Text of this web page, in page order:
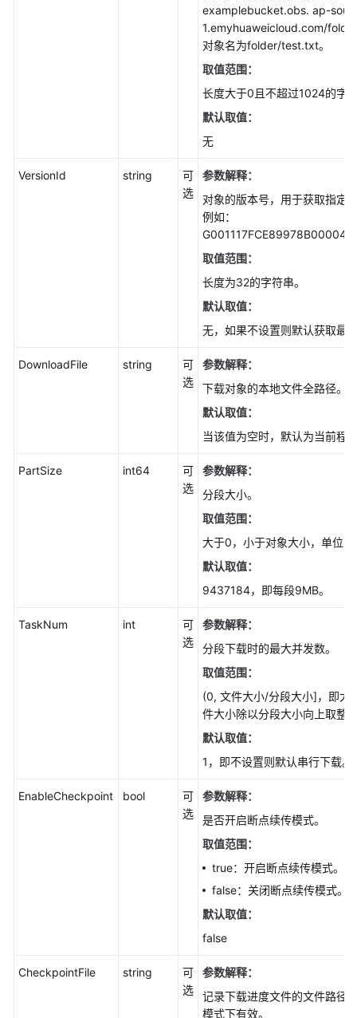
化
本
简
examplebucket.obs. ap-
1.emyhuaweicloud.com/
对象名为folder/test.txt。
取值范围：
长度大于0且不超过1024的字
默认取值：
无
VersionId string
可
选
参数解释：
对象的版本号，用于获取指定
例如：
取值范围：
长度为32的字符串。
默认取值：
无，如果不设置则默认获取最
DownloadFile string
可
选
参数解释：
下载对象的本地文件全路径。
默认取值：
当该值为空时，默认为当前程
PartSize int64
可
选
参数解释：
分段大小。
取值范围：
大于0，小于对象大小，单位
默认取值：
9437184，即每段9MB。
TaskNum int
可
选
参数解释：
分段下载时的最大并发数。
取值范围：
(0, 文件大小/分段大小]，即大
件大小除以分段大小向上取整
默认取值：
1，即不设置则默认串行下载。
EnableCheckpoint bool
可
选
参数解释：
是否开启断点续传模式。
取值范围：
true：开启断点续传模式。
false：关闭断点续传模式。
默认取值：
false
CheckpointFile string
可
选
参数解释：
记录下载进度文件的文件路径
模式下有效。